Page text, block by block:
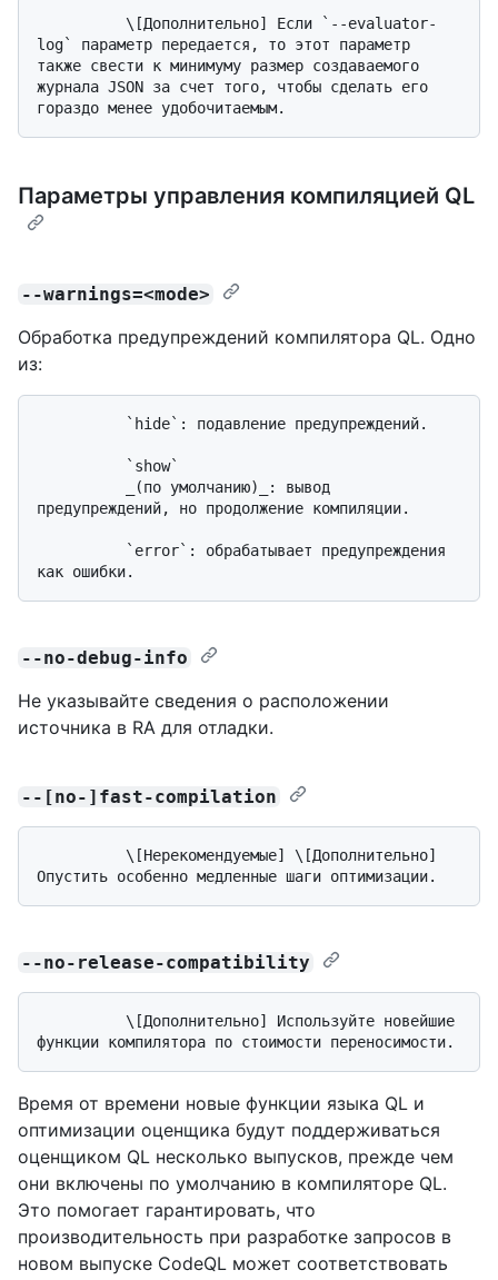
log` параметр передается, то этот параметр
также свести к минимуму размер создаваемого
журнала JSON за счет того, чтобы сделать его
Параметры управления компиляцией QL
--warnings=<mode>
Обработка предупреждений компилятора QL. Одно
из:
предупреждений, но продолжение компиляции.
--no-debug-info
Не указывайте сведения о расположении
источника в RA для отладки.
--[no-]fast-compilation
--no-release-compatibility
Время от времени новые функции языка QL и
оптимизации оценщика будут поддерживаться
оценщиком QL несколько выпусков, прежде чем
они включены по умолчанию в компиляторе QL.
Это помогает гарантировать, что
производительность при разработке запросов в
новом выпуске CodeQL может соответствовать